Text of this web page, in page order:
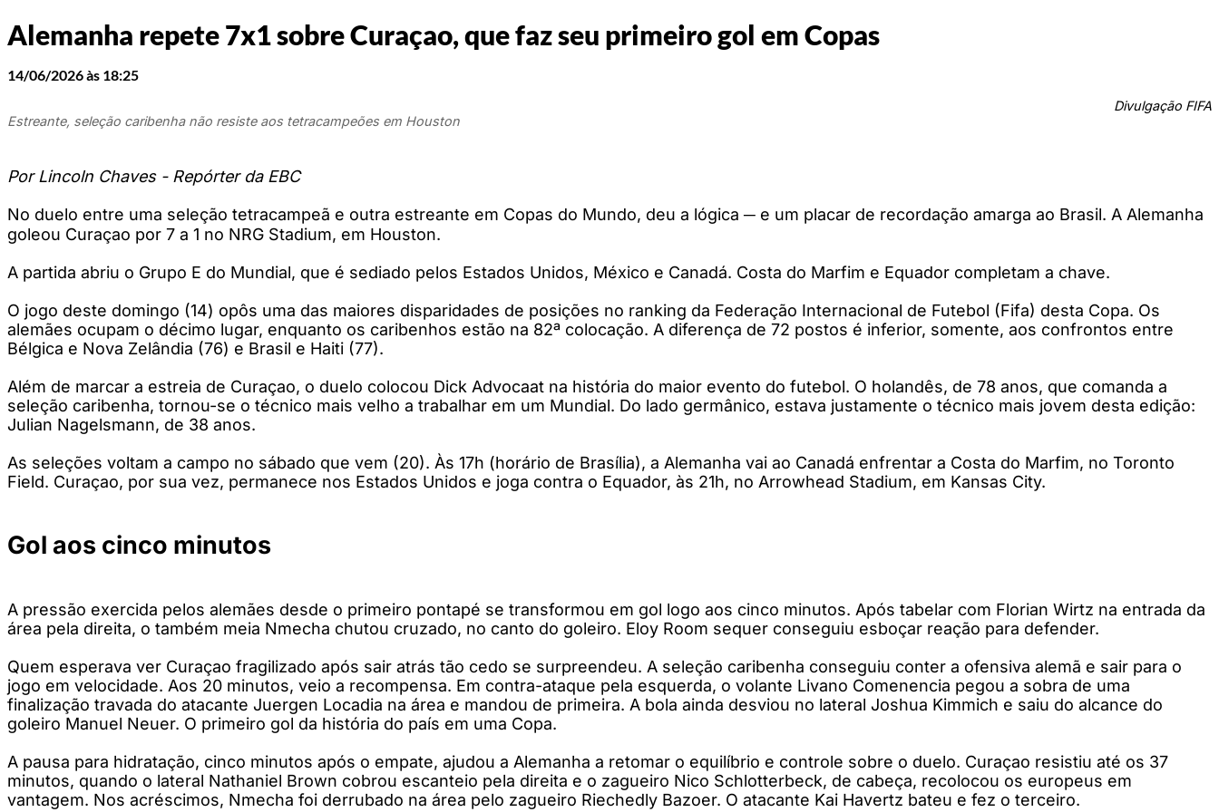
Alemanha repete 7x1 sobre Curaçao, que faz seu primeiro gol em Copas
14/06/2026 às 18:25
Divulgação FIFA
Estreante, seleção caribenha não resiste aos tetracampeões em Houston
Por Lincoln Chaves - Repórter da EBC
No duelo entre uma seleção tetracampeã e outra estreante em Copas do Mundo, deu a lógica ─ e um placar de recordação amarga ao Brasil. A Alemanha
goleou Curaçao por 7 a 1 no NRG Stadium, em Houston.
A partida abriu o Grupo E do Mundial, que é sediado pelos Estados Unidos, México e Canadá. Costa do Marfim e Equador completam a chave.
O jogo deste domingo (14) opôs uma das maiores disparidades de posições no ranking da Federação Internacional de Futebol (Fifa) desta Copa. Os
alemães ocupam o décimo lugar, enquanto os caribenhos estão na 82ª colocação. A diferença de 72 postos é inferior, somente, aos confrontos entre
Bélgica e Nova Zelândia (76) e Brasil e Haiti (77).
Além de marcar a estreia de Curaçao, o duelo colocou Dick Advocaat na história do maior evento do futebol. O holandês, de 78 anos, que comanda a
seleção caribenha, tornou-se o técnico mais velho a trabalhar em um Mundial. Do lado germânico, estava justamente o técnico mais jovem desta edição:
Julian Nagelsmann, de 38 anos.
As seleções voltam a campo no sábado que vem (20). Às 17h (horário de Brasília), a Alemanha vai ao Canadá enfrentar a Costa do Marfim, no Toronto
Field. Curaçao, por sua vez, permanece nos Estados Unidos e joga contra o Equador, às 21h, no Arrowhead Stadium, em Kansas City.
Gol aos cinco minutos
A pressão exercida pelos alemães desde o primeiro pontapé se transformou em gol logo aos cinco minutos. Após tabelar com Florian Wirtz na entrada da
área pela direita, o também meia Nmecha chutou cruzado, no canto do goleiro. Eloy Room sequer conseguiu esboçar reação para defender.
Quem esperava ver Curaçao fragilizado após sair atrás tão cedo se surpreendeu. A seleção caribenha conseguiu conter a ofensiva alemã e sair para o
jogo em velocidade. Aos 20 minutos, veio a recompensa. Em contra-ataque pela esquerda, o volante Livano Comenencia pegou a sobra de uma
finalização travada do atacante Juergen Locadia na área e mandou de primeira. A bola ainda desviou no lateral Joshua Kimmich e saiu do alcance do
goleiro Manuel Neuer. O primeiro gol da história do país em uma Copa.
A pausa para hidratação, cinco minutos após o empate, ajudou a Alemanha a retomar o equilíbrio e controle sobre o duelo. Curaçao resistiu até os 37
minutos, quando o lateral Nathaniel Brown cobrou escanteio pela direita e o zagueiro Nico Schlotterbeck, de cabeça, recolocou os europeus em
vantagem. Nos acréscimos, Nmecha foi derrubado na área pelo zagueiro Riechedly Bazoer. O atacante Kai Havertz bateu e fez o terceiro.